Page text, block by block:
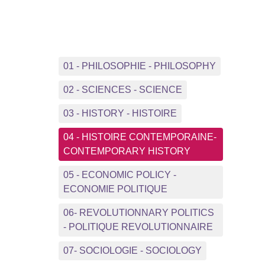
01 - PHILOSOPHIE - PHILOSOPHY
02 - SCIENCES - SCIENCE
03 - HISTORY - HISTOIRE
04 - HISTOIRE CONTEMPORAINE-
CONTEMPORARY HISTORY
05 - ECONOMIC POLICY -
ECONOMIE POLITIQUE
06- REVOLUTIONNARY POLITICS
- POLITIQUE REVOLUTIONNAIRE
07- SOCIOLOGIE - SOCIOLOGY